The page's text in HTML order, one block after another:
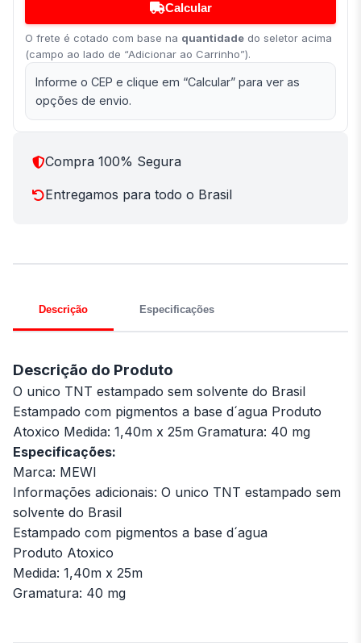
Calcular
O frete é cotado com base na quantidade do seletor acima
(campo ao lado de “Adicionar ao Carrinho”).
Informe o CEP e clique em “Calcular” para ver as
opções de envio.
Compra 100% Segura
Entregamos para todo o Brasil
Descrição Especificações
Descrição do Produto
O unico TNT estampado sem solvente do Brasil
Estampado com pigmentos a base d´agua Produto
Atoxico Medida: 1,40m x 25m Gramatura: 40 mg
Especificações:
Marca: MEWI
Informações adicionais: O unico TNT estampado sem
solvente do Brasil
Estampado com pigmentos a base d´agua
Produto Atoxico
Medida: 1,40m x 25m
Gramatura: 40 mg